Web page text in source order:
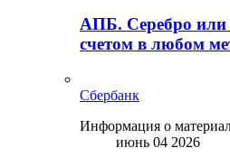
АПБ. Серебро или
счетом в любом
Сбербанк
Информация о
июнь 04 2026